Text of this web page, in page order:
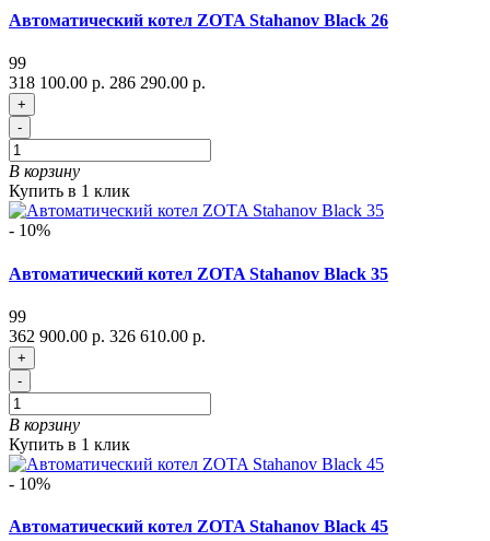
Автоматический котел ZOTA Stahanov Black 26
99
318 100.00 р. 286 290.00 р.
+
-
В корзину
Купить в 1 клик
- 10%
Автоматический котел ZOTA Stahanov Black 35
99
362 900.00 р. 326 610.00 р.
+
-
В корзину
Купить в 1 клик
- 10%
Автоматический котел ZOTA Stahanov Black 45